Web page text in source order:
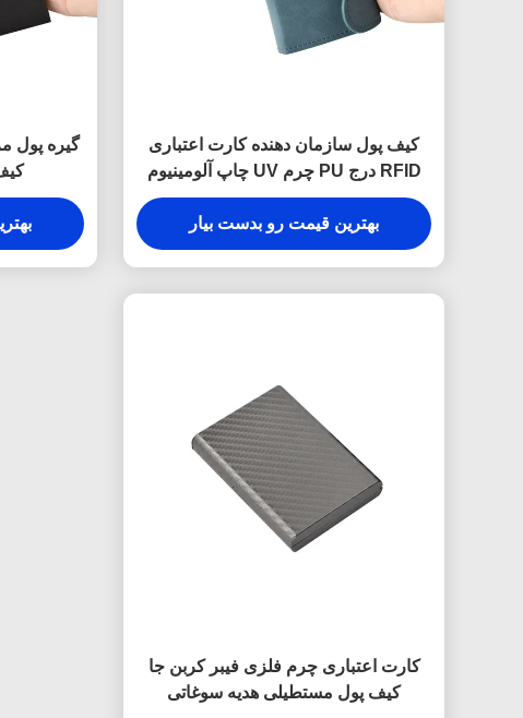
کیف پول سازمان دهنده کارت اعتباری
RFID درج PU چرم UV چاپ آلومینیوم
بهترین قیمت رو بدست بیار
گیره پول
کارت اعتباری چرم فلزی فیبر کربن جا
کیف پول مستطیلی هدیه سوغاتی